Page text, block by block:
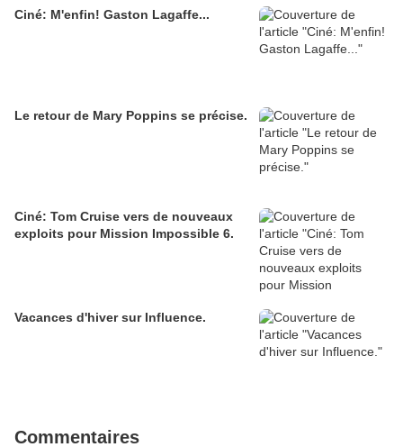
Ciné: M'enfin! Gaston Lagaffe...
Le retour de Mary Poppins se précise.
Ciné: Tom Cruise vers de nouveaux
exploits pour Mission Impossible 6.
Vacances d'hiver sur Influence.
Commentaires